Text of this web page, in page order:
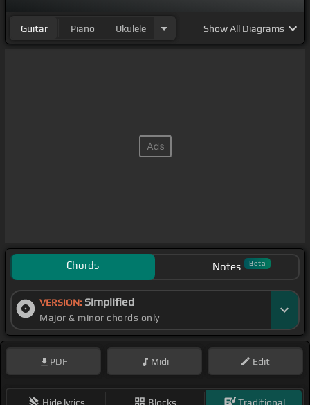
Guitar Piano Ukulele ShowAll Diagrams
Chords Notes Beta
VERSION: Simplified
Major & minor chords only
PDF Midi Edit
Hide lyrics Blocks Traditional